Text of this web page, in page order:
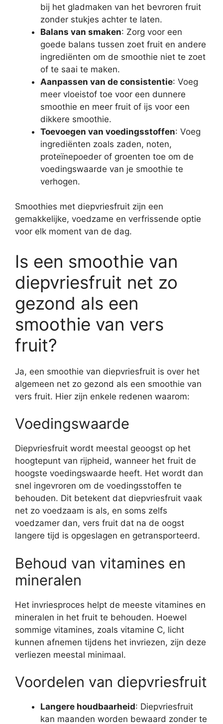
bij het gladmaken van het bevroren fruit
zonder stukjes achter te laten.
Balans van smaken: Zorg voor een
goede balans tussen zoet fruit en andere
ingrediënten om de smoothie niet te zoet
of te saai te maken.
Aanpassen van de consistentie: Voeg
meer vloeistof toe voor een dunnere
smoothie en meer fruit of ijs voor een
dikkere smoothie.
Toevoegen van voedingsstoffen: Voeg
ingrediënten zoals zaden, noten,
proteïnepoeder of groenten toe om de
voedingswaarde van je smoothie te
verhogen.
Smoothies met diepvriesfruit zijn een
gemakkelijke, voedzame en verfrissende optie
voor elk moment van de dag.
Is een smoothie van
diepvriesfruit net zo
gezond als een
smoothie van vers
fruit?
Ja, een smoothie van diepvriesfruit is over het
algemeen net zo gezond als een smoothie van
vers fruit. Hier zijn enkele redenen waarom:
Voedingswaarde
Diepvriesfruit wordt meestal geoogst op het
hoogtepunt van rijpheid, wanneer het fruit de
hoogste voedingswaarde heeft. Het wordt dan
snel ingevroren om de voedingsstoffen te
behouden. Dit betekent dat diepvriesfruit vaak
net zo voedzaam is als, en soms zelfs
voedzamer dan, vers fruit dat na de oogst
langere tijd is opgeslagen en getransporteerd.
Behoud van vitamines en
mineralen
Het invriesproces helpt de meeste vitamines en
mineralen in het fruit te behouden. Hoewel
sommige vitamines, zoals vitamine C, licht
kunnen afnemen tijdens het invriezen, zijn deze
verliezen meestal minimaal.
Voordelen van diepvriesfruit
Langere houdbaarheid: Diepvriesfruit
kan maanden worden bewaard zonder te